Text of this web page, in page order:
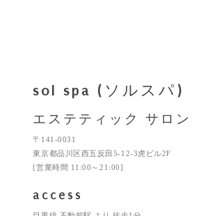
sol spa (ソルスパ)
エステティック サロン
〒141-0031
東京都品川区西五反田5-12-3虎ビル2F
[営業時間 11:00～21:00]
access